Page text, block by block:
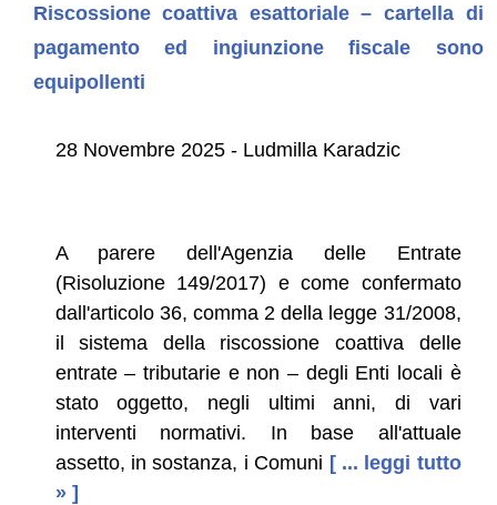
Riscossione coattiva esattoriale – cartella di
pagamento ed ingiunzione fiscale sono
equipollenti
28 Novembre 2025 - Ludmilla Karadzic
A parere dell'Agenzia delle Entrate
(Risoluzione 149/2017) e come confermato
dall'articolo 36, comma 2 della legge 31/2008,
il sistema della riscossione coattiva delle
entrate – tributarie e non – degli Enti locali è
stato oggetto, negli ultimi anni, di vari
interventi normativi. In base all'attuale
assetto, in sostanza, i Comuni [ ... leggi tutto
» ]